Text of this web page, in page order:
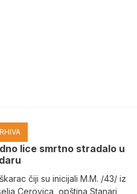
lice smrtno stradalo u
čiji su inicijali M.M. /43/ iz
Cerovica, opština Stanari,